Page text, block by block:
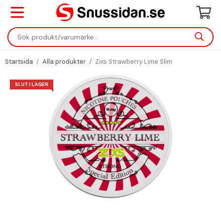
Startsida / Alla produkter / Zixs Strawberry Lime Slim
SLUT I LAGER